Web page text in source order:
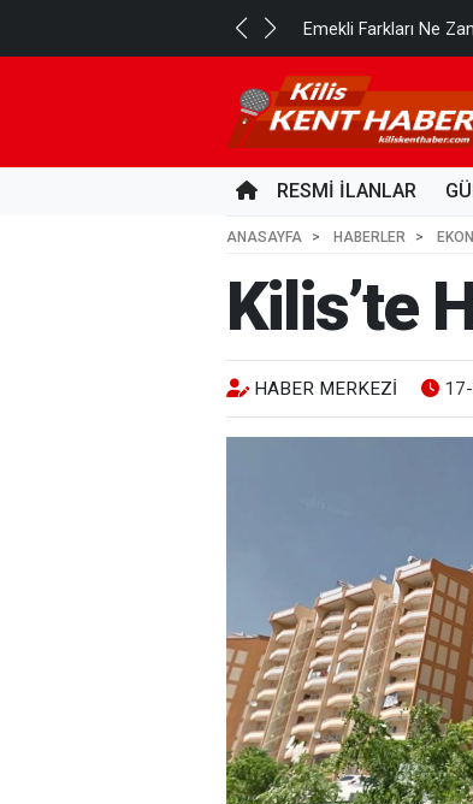
Emekli Farkları Ne
RESMİ İLANLAR
ANASAYFA HABERLER
Kilis’te
HABER MERKEZI